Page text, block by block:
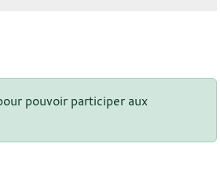
pouvoir participer aux